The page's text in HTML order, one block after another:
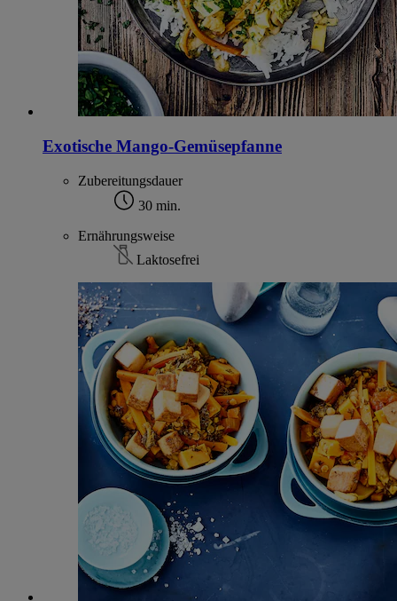
Exotische Mango-Gemüsepfanne
Zubereitungsdauer
30 min.
Ernährungsweise
Laktosefrei